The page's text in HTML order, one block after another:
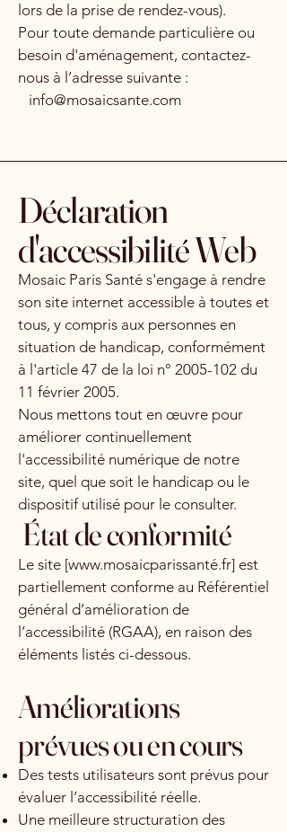
lors de la prise de rendez-vous).
Pour toute demande particulière ou
besoin d'aménagement, contactez-
nous à l’adresse suivante :
info@mosaicsante.com
Déclaration
d'accessibilité Web
Mosaic Paris Santé s'engage à rendre
son site internet accessible à toutes et
tous, y compris aux personnes en
situation de handicap, conformément
à l'article 47 de la loi n° 2005-102 du
11 février 2005.
Nous mettons tout en œuvre pour
améliorer continuellement
l'accessibilité numérique de notre
site, quel que soit le handicap ou le
dispositif utilisé pour le consulter.
État de conformité
Le site [www.mosaicparissanté.fr] est
partiellement conforme au Référentiel
général d’amélioration de
l’accessibilité (RGAA), en raison des
éléments listés ci-dessous.
Améliorations
prévues ou en cours
Des tests utilisateurs sont prévus pour
évaluer l’accessibilité réelle.
Une meilleure structuration des